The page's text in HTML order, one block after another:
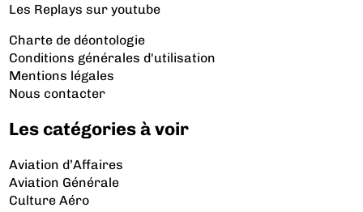
Les Replays sur youtube
Charte de déontologie
Conditions générales d'utilisation
Mentions légales
Nous contacter
Les catégories à voir
Aviation d’Affaires
Aviation Générale
Culture Aéro